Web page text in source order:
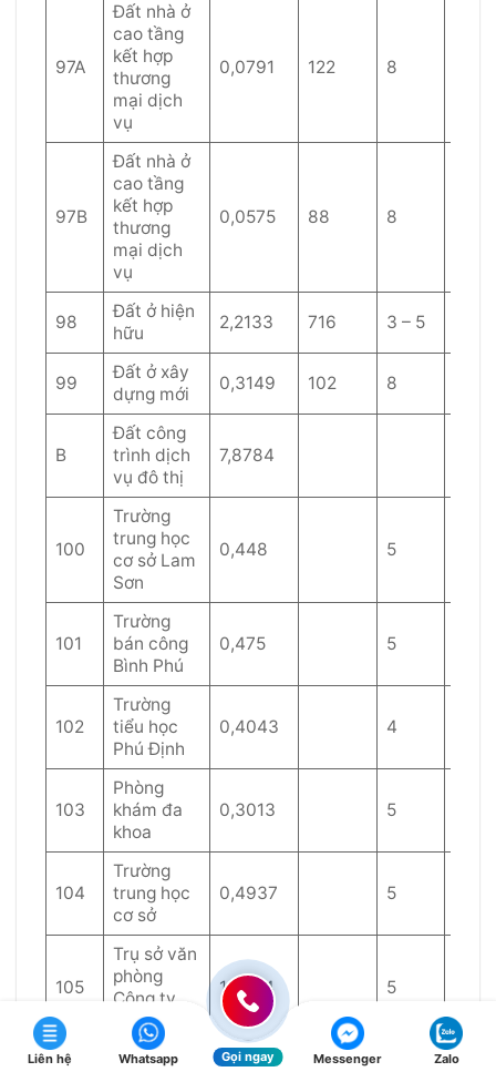
97A
Đất nhà ở
cao tầng
kết hợp
thương
mại dịch
vụ
0,0791 122 8
97B
Đất nhà ở
cao tầng
kết hợp
thương
mại dịch
vụ
0,0575 88 8
98
Đất ở hiện
hữu
2,2133 716 3 – 5
99
Đất ở xây
dựng mới
0,3149 102 8
B
Đất công
trình dịch
vụ đô thị
7,8784
100
Trường
trung học
cơ sở Lam
Sơn
0,448 5
101
Trường
bán công
Bình Phú
0,475 5
102
Trường
tiểu học
Phú Định
0,4043 4
103
Phòng
khám đa
khoa
0,3013 5
104
Trường
trung học
cơ sở
0,4937 5
105
Trụ sở văn
phòng
Công ty
Bitis
1,8884 5
Trung tâm
Liên hệ Whatsapp Gọi ngay Messenger Zalo